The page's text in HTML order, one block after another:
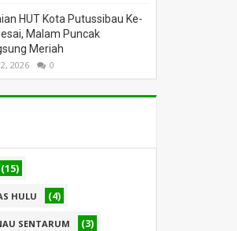
HUT Kota Putussibau Ke-
Malam Puncak
Meriah
2026 0
(15)
HULU (4)
SENTARUM (3)